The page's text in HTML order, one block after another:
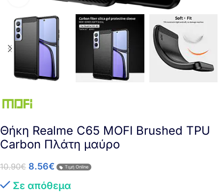
Θήκη Realme C65 MOFI Brushed TPU
Carbon Πλάτη μαύρο
10.90€ 8.56€ Τιμή Online
Σε απόθεμα